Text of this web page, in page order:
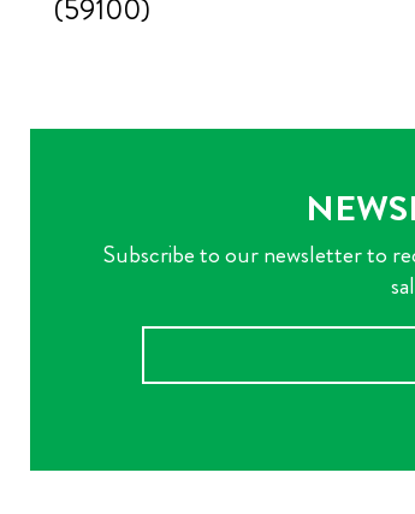
(59100)
Subscribe to our newsletter to